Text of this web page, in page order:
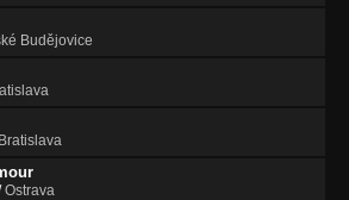
Budějovice
Bratislava
Ostrava